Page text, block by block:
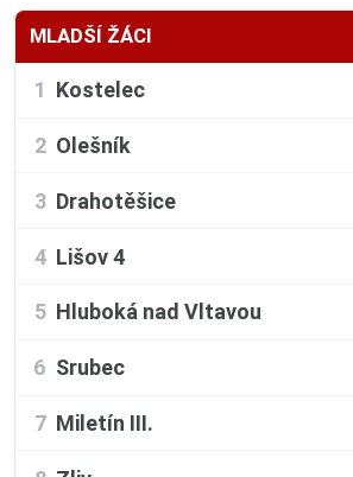
MLADŠÍ ŽÁCI
1 Kostelec
2 Olešník
3 Drahotěšice
4 Lišov 4
5 Hluboká nad Vltavou
6 Srubec
7 Miletín III.